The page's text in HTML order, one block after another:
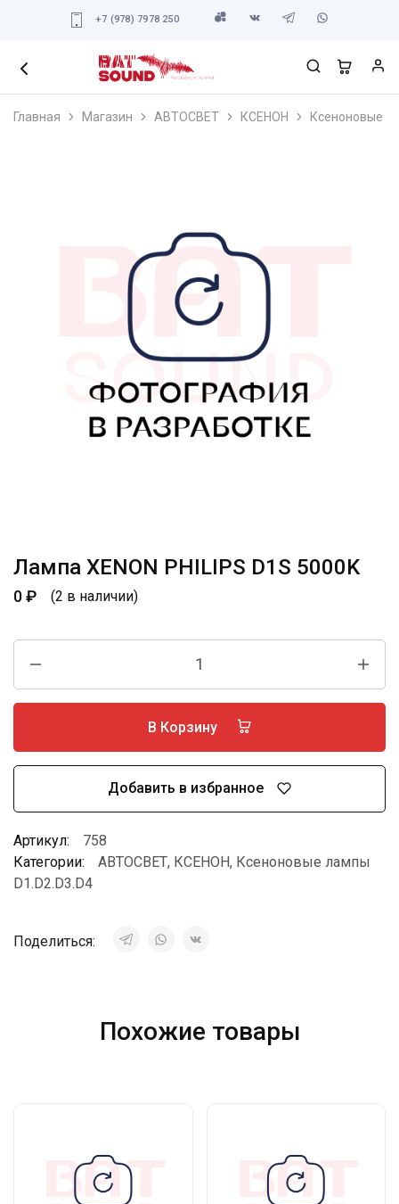
+7 (978) 7978 250
Главная Магазин АВТОСВЕТ КСЕНОН Ксеноновые
Лампа XENON PHILIPS D1S 5000K
0₽ (2 в наличии)
В Корзину
Добавить в избранное
Артикул:
758
Категории:
АВТОСВЕТ, КСЕНОН, Ксеноновые лампы
D1.D2.D3.D4
Поделиться:
Похожие товары